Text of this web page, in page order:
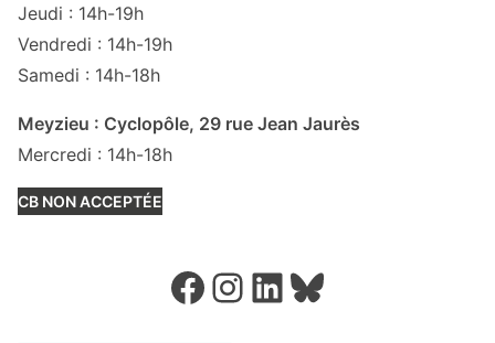
Jeudi : 14h-19h
Vendredi : 14h-19h
Samedi : 14h-18h
Meyzieu : Cyclopôle, 29 rue Jean Jaurès
Mercredi : 14h-18h
CB NON ACCEPTÉE
Facebook Instagram LinkedIn Bluesky